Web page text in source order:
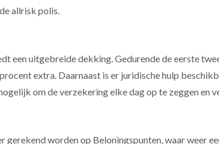
allrisk polis.
een uitgebreide dekking. Gedurende de eerste
extra. Daarnaast is er juridische hulp
om de verzekering elke dag op te zeggen
gerekend worden op Beloningspunten, waar weer